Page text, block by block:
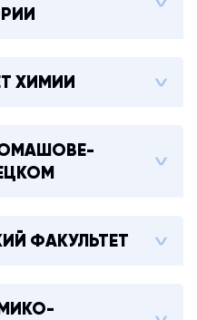
ХИМИИ
ФАКУЛЬТЕТ